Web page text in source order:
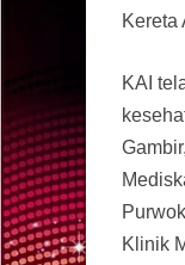
Kereta
KAI
Klinik